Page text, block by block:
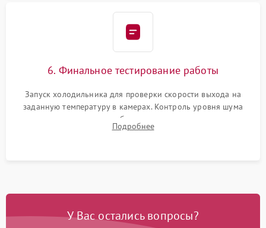
6. Финальное тестирование работы
Запуск холодильника для проверки скорости выхода на
заданную температуру в камерах. Контроль уровня шума
компрессора, отсутствия обмерзания стенок и корректного
срабатывания системы автоматической оттайки.
Подробнее
У Вас остались вопросы?